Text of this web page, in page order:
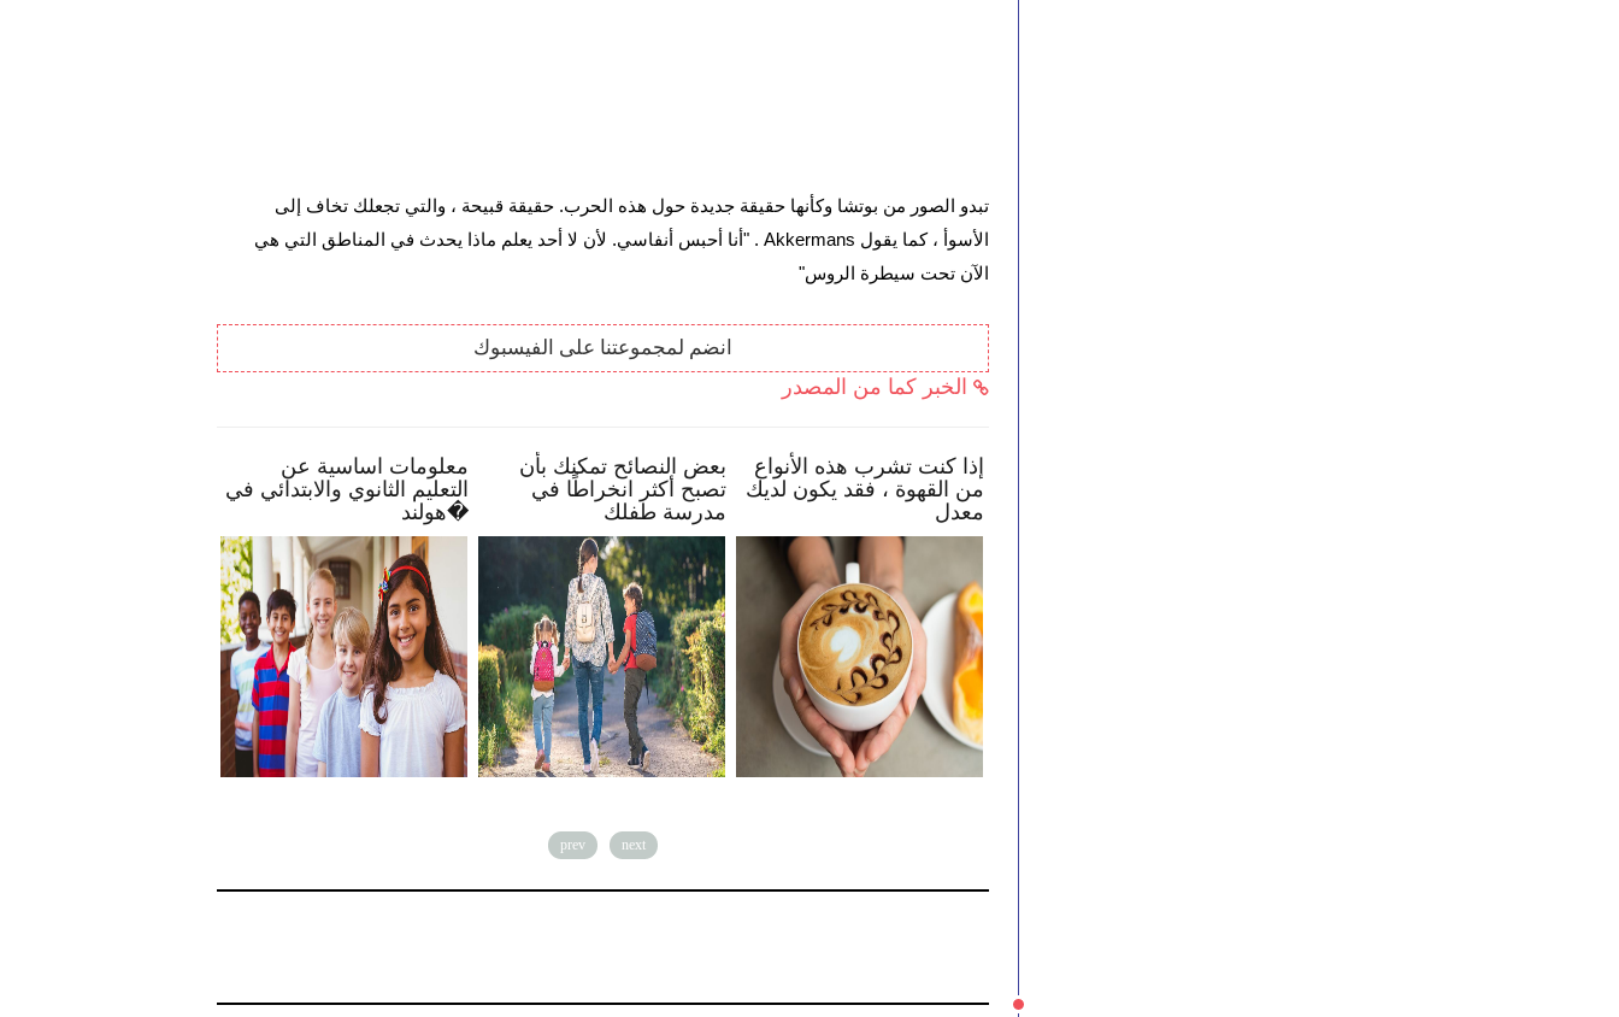
الآن تحت سيطرة الروس"
انضم لمجموعتنا على الفيسبوك
الخبر كما من المصدر
معلومات اساسية عن
التعليم الثانوي والابتدائي في
بعض النصائح تمكنك بأن
تصبح أكثر انخراطًا في
مدرسة طفلك
إذا كنت تشرب هذه الأنواع
من القهوة ، فقد يكون لديك
كيف تساعد طفلك في البقاء
بأمان عبر الإنترنت
prev next